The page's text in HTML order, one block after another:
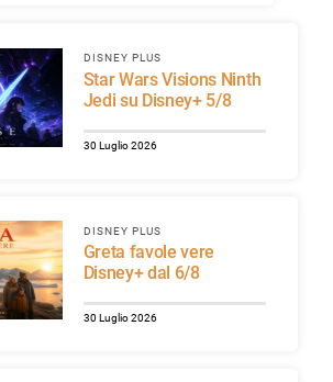
DISNEY PLUS
Star Wars Visions Ninth
Jedi su Disney+ 5/8
30 Luglio 2026
DISNEY PLUS
Greta favole vere
Disney+ dal 6/8
30 Luglio 2026